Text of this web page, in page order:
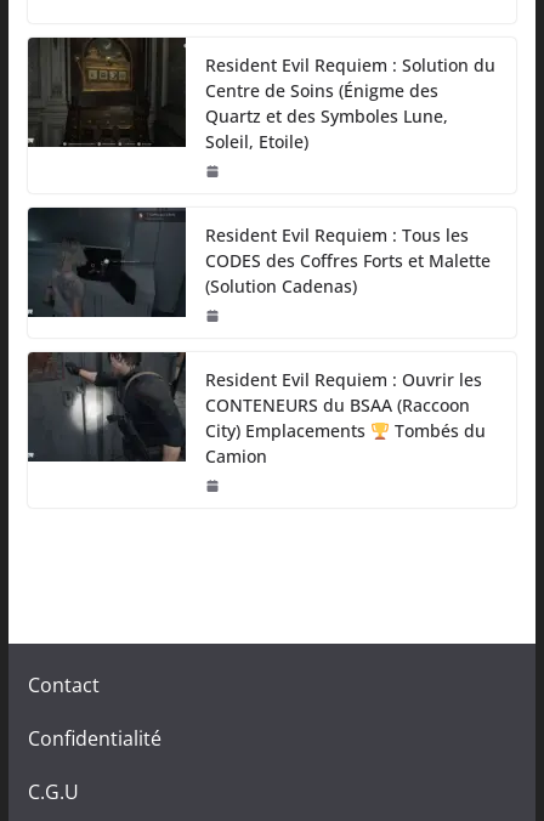
Resident Evil Requiem : Solution du
Centre de Soins (Énigme des
Quartz et des Symboles Lune,
Soleil, Etoile)
Resident Evil Requiem : Tous les
CODES des Coffres Forts et Malette
(Solution Cadenas)
Resident Evil Requiem : Ouvrir les
CONTENEURS du BSAA (Raccoon
City) Emplacements
Tombés du
Camion
Contact
Confidentialité
C.G.U